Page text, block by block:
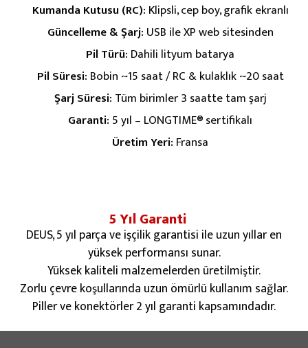
Kumanda Kutusu (RC): Klipsli, cep boy, grafik ekranlı
Güncelleme & Şarj: USB ile XP web sitesinden
Pil Türü: Dahili lityum batarya
Pil Süresi: Bobin ~15 saat / RC & kulaklık ~20 saat
Şarj Süresi: Tüm birimler 3 saatte tam şarj
Garanti: 5 yıl – LONGTIME® sertifikalı
Üretim Yeri: Fransa
5 Yıl Garanti
DEUS, 5 yıl parça ve işçilik garantisi ile uzun yıllar en
yüksek performansı sunar.
Yüksek kaliteli malzemelerden üretilmiştir.
Zorlu çevre koşullarında uzun ömürlü kullanım sağlar.
Piller ve konektörler 2 yıl garanti kapsamındadır.